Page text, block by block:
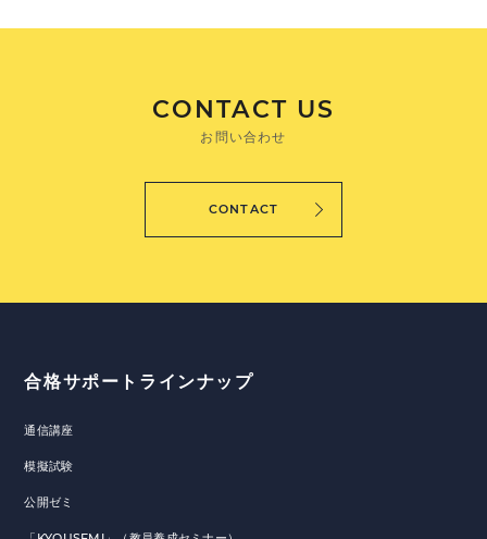
CONTACT US
お問い合わせ
CONTACT
合格サポートラインナップ
通信講座
模擬試験
公開ゼミ